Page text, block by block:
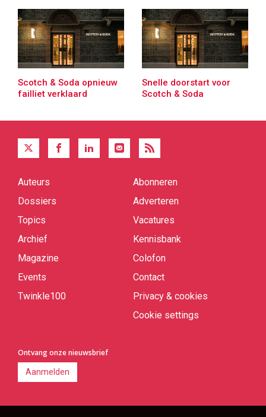
Scotch & Soda opnieuw
failliet verklaard
Snelle doorstart voor
Scotch & Soda
Quick
Auteurs
Dossiers
Topics
Archief
Magazine
Events
Twinkle100
Abonneren
Adverteren
Vacatures
Kennisbank
Colofon
Contact
Privacy & cookies
Cookie settings
Ontvang onze nieuwsbrief
Aanmelden